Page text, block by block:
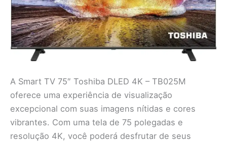
A Smart TV 75″ Toshiba DLED 4K – TB025M
oferece uma experiência de visualização
excepcional com suas imagens nítidas e cores
vibrantes. Com uma tela de 75 polegadas e
resolução 4K, você poderá desfrutar de seus